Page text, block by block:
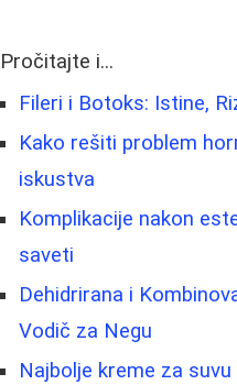
Pročitajte i...
Fileri i Botoks: Istine,
Kako rešiti problem
iskustva
Komplikacije nakon
saveti
Dehidrirana i
Vodič za Negu
Najbolje kreme za